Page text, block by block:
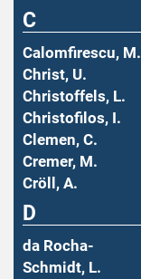
C
Calomfirescu, M.
Christ, U.
Christoffels, L.
Christofilos, I.
Clemen, C.
Cremer, M.
Cröll, A.
D
da Rocha-
Schmidt, L.